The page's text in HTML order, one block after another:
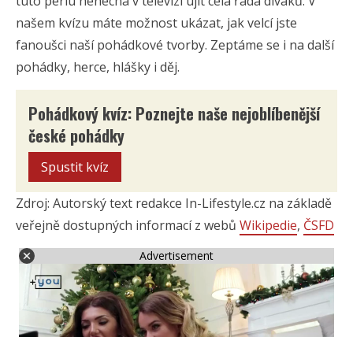
našem kvízu máte možnost ukázat, jak velcí jste
fanoušci naší pohádkové tvorby. Zeptáme se i na další
pohádky, herce, hlášky i děj.
Pohádkový kvíz: Poznejte naše nejoblíbenější
české pohádky
Spustit kvíz
Zdroj: Autorský text redakce In-Lifestyle.cz na základě
veřejně dostupných informací z webů Wikipedie, ČSFD
Advertisement